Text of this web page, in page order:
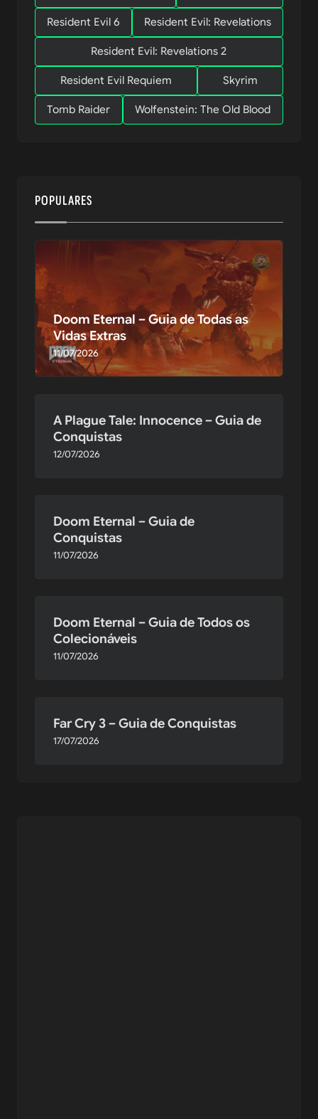
Resident Evil 6 Resident Evil: Revelations
Resident Evil: Revelations 2
Resident Evil Requiem Skyrim
Tomb Raider Wolfenstein: The Old Blood
POPULARES
Doom Eternal – Guia de Todas as
Vidas Extras
11/07/2026
A Plague Tale: Innocence – Guia de
Conquistas
12/07/2026
Doom Eternal – Guia de
Conquistas
11/07/2026
Doom Eternal – Guia de Todos os
Colecionáveis
11/07/2026
Far Cry 3 – Guia de Conquistas
17/07/2026